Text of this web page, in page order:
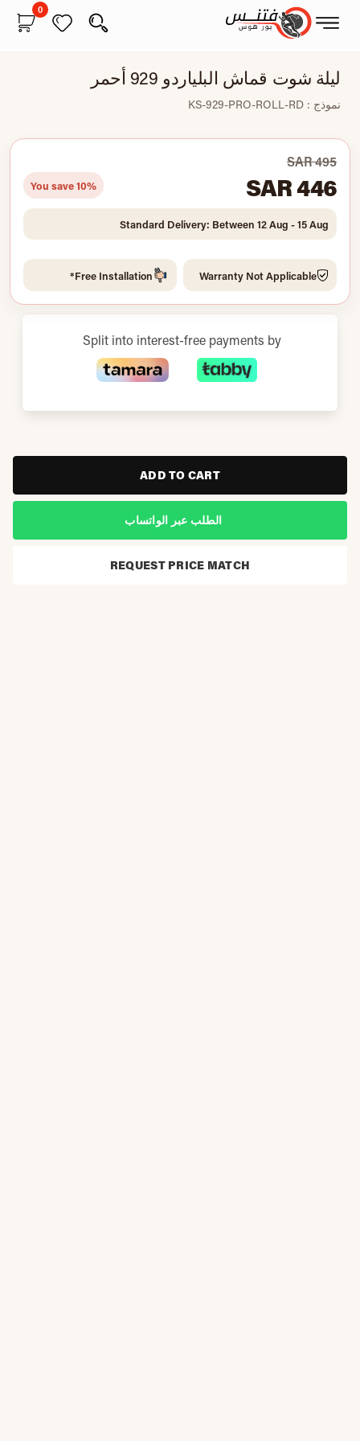
0
ليلة شوت قماش البلياردو 929 أحمر
نموذج : KS-929-PRO-ROLL-RD
SAR 495
SAR 446
You save 10%
Standard Delivery: Between 12 Aug - 15 Aug
Warranty Not Applicable
Free Installation*
Split into interest-free payments by
ADD TO CART
الطلب عبر الواتساب
REQUEST PRICE MATCH